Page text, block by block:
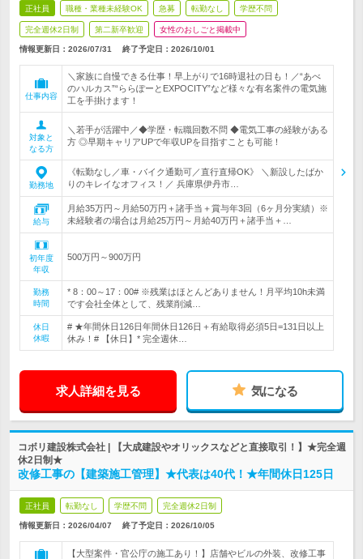
正社員 職種・業種未経験OK 急募 転勤なし 学歴不問
完全週休2日制 第二新卒歓迎 女性のおしごと掲載中
情報更新日：2026/07/31 終了予定日： 2026/10/01
仕事内容
＼家族に自慢できる仕事！早上がりで16時退社の日も！／“あべ
のハルカス”“ららぽーとEXPOCITY”など様々な有名案件の電気施
工を手掛けます！
対象と
なる方
＼若手が活躍中／◆学歴・転職回数不問 ◆電気工事の経験がある
方 ◎早期キャリアUPで年収UPを目指すことも可能！
勤務地
《転勤なし／車・バイク通勤可／直行直帰OK》 ＼新設したばか
りのキレイなオフィス！／ 兵庫県伊丹市…
給与
月給35万円～月給50万円＋諸手当＋賞与年3回（6ヶ月分実績）※
未経験者の場合は月給25万円～月給40万円＋諸手当＋…
初年度
年収
500万円～900万円
勤務
時間
* 8：00～17：00# ※残業はほとんどありません！月平均10h未満
です会社全体として、残業削減…
休日
休暇
# ★年間休日126日年間休日126日＋有給取得必須5日=131日以上
休み！# 【休日】* 完全週休…
求人詳細を見る 気になる
コボリ建設株式会社 | 【大成建設やオリックスなどと直接取引！】★完全週
休2日制★
改修工事の【建築施工管理】★代表は40代！★年間休日125日
正社員 転勤なし 学歴不問 完全週休2日制
情報更新日：2026/04/07 終了予定日： 2026/10/05
【大型案件・官公庁の施工あり！】店舗やビルの外装、改修工事